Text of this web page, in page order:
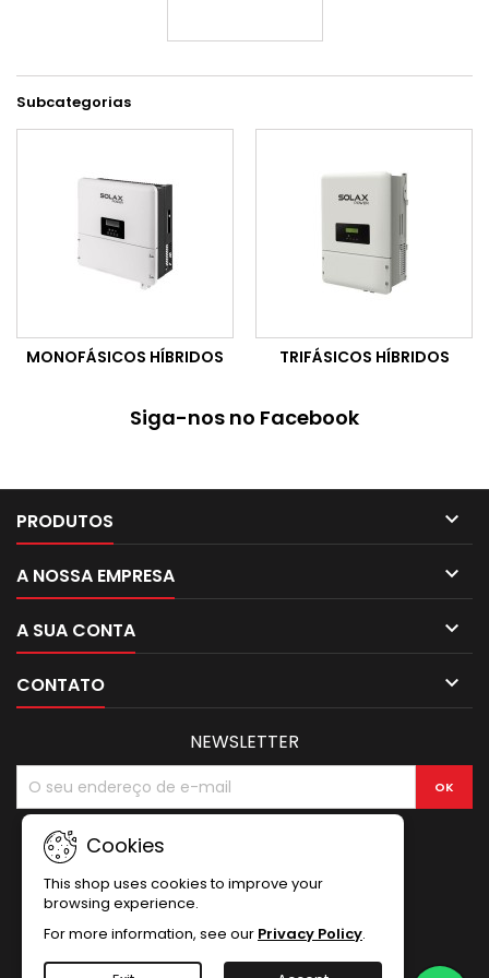
Subcategorias
MONOFÁSICOS HÍBRIDOS TRIFÁSICOS HÍBRIDOS
Siga-nos no Facebook
PRODUTOS 
A NOSSA EMPRESA 
A SUA CONTA 
CONTATO 
Cookies
This shop uses cookies to improve your
browsing experience.
For more information, see our Privacy Policy.
NEWSLETTER